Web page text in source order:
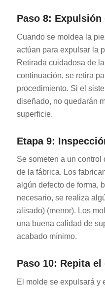
Paso 8: Expulsión
Cuando se moldea la
actúan para expulsar la
Retirada cuidadosa de
continuación, se retira
procedimiento. Si el
diseñado, no quedarán
superficie.
Etapa 9:
Se someten a un
de la fábrica. Los
algún defecto de forma,
necesario, se realiza
alisado) (menor). Los
una buena calidad de
acabado mínimo.
Paso 10: Repita
El molde se expulsará y